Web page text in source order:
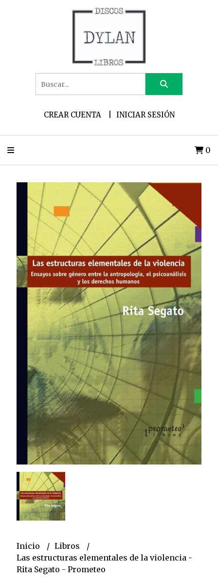
CREAR CUENTA INICIAR SESIÓN
0
Inicio
Libros
Las estructuras elementales de la violencia -
Rita Segato - Prometeo